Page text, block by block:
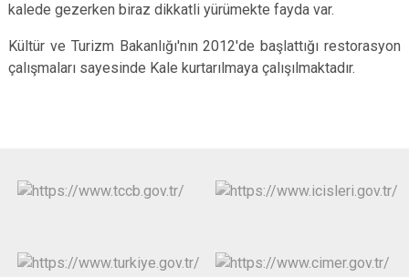
kalede gezerken biraz dikkatli yürümekte fayda var.
Kültür ve Turizm Bakanlığı'nın 2012'de başlattığı restorasyon
çalışmaları sayesinde Kale kurtarılmaya çalışılmaktadır.